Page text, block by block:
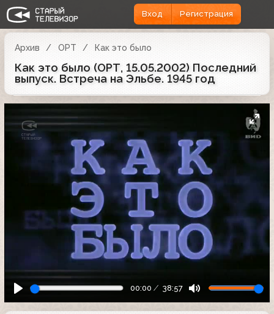
Вход Регистрация
Архив ОРТ Как это было
Как это было (ОРТ, 15.05.2002) Последний
выпуск. Встреча на Эльбе. 1945 год
00:00 38:57